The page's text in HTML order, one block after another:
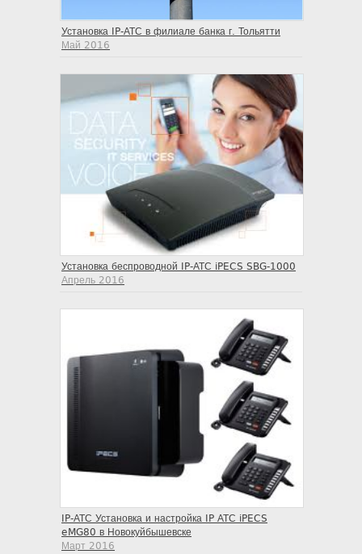
Установка IP-АТС в филиале банка г. Тольятти
Май 2016
Установка беспроводной IP-АТС iPECS SBG-1000
Апрель 2016
IP-АТС Установка и настройка IP АТС iPECS
eMG80 в Новокуйбышевске
Март 2016